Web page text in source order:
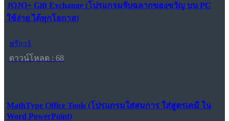
JOJO+ Gift Exchange (โปรแกรมจับฉลากของขวัญ บน PC
ใช้ง่าย ได้ทุกโอกาส)
ฟรีแวร์
ดาวน์โหลด : 68
MathType Office Tools (โปรแกรมใส่สมการ ใส่สูตรเคมี ใน
Word PowerPoint)